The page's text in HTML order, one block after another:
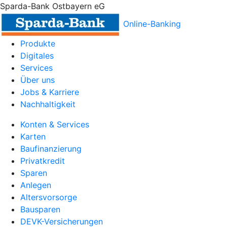
Sparda-Bank Ostbayern eG
Online-Banking
Produkte
Digitales
Services
Über uns
Jobs & Karriere
Nachhaltigkeit
Konten & Services
Karten
Baufinanzierung
Privatkredit
Sparen
Anlegen
Altersvorsorge
Bausparen
DEVK-Versicherungen